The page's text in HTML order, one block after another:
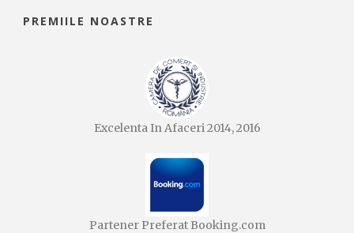
PREMIILE NOASTRE
Excelenta In Afaceri 2014, 2016
Partener Preferat Booking.com